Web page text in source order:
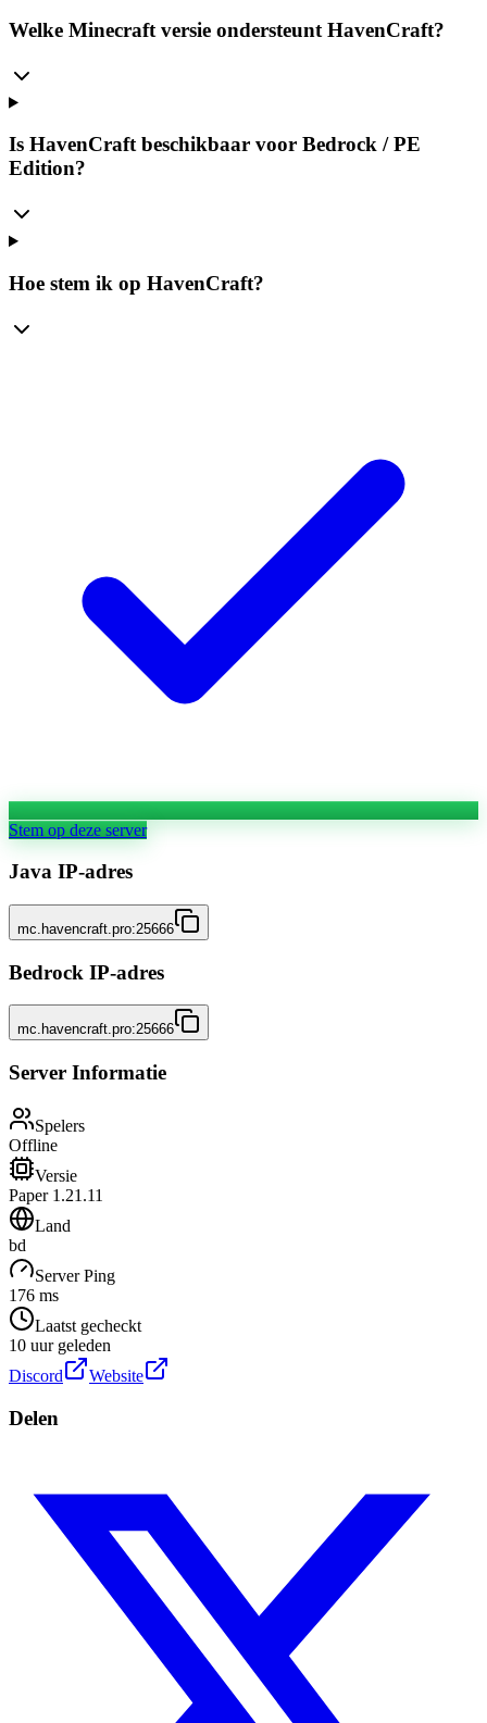
Welke Minecraft versie ondersteunt HavenCraft?
Is HavenCraft beschikbaar voor Bedrock / PE
Edition?
Hoe stem ik op HavenCraft?
Stem op deze server
Java IP-adres
mc.havencraft.pro:25666
Bedrock IP-adres
mc.havencraft.pro:25666
Server Informatie
Spelers
Offline
Versie
Paper 1.21.11
Land
bd
Server Ping
176 ms
Laatst gecheckt
10 uur geleden
Discord
Website
Delen